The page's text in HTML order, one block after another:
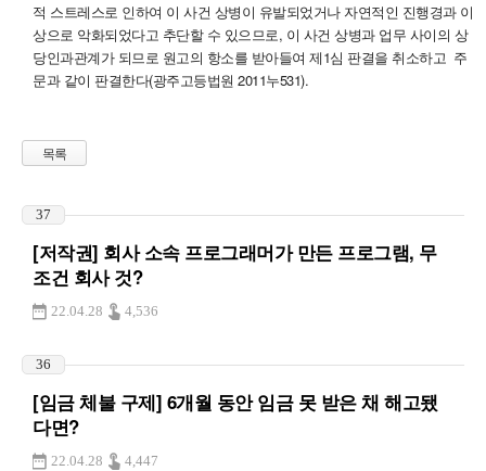
적 스트레스로 인하여 이 사건 상병이 유발되었거나 자연적인 진행경과 이
상으로 악화되었다고 추단할 수 있으므로, 이 사건 상병과 업무 사이의 상
당인과관계가 되므로 원고의 항소를 받아들여 제1심 판결을 취소하고 주
문과 같이 판결한다(광주고등법원 2011누531).
목록
37
[저작권] 회사 소속 프로그래머가 만든 프로그램, 무
조건 회사 것?
22.04.28 4,536
36
[임금 체불 구제] 6개월 동안 임금 못 받은 채 해고됐
다면?
22.04.28 4,447